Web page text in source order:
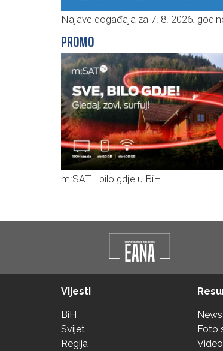
Najave događaja za 7. 8. 2026.
PROMO
m:SAT - bilo gdje u BiH
Vijesti
BiH
Svijet
Regija
Foto